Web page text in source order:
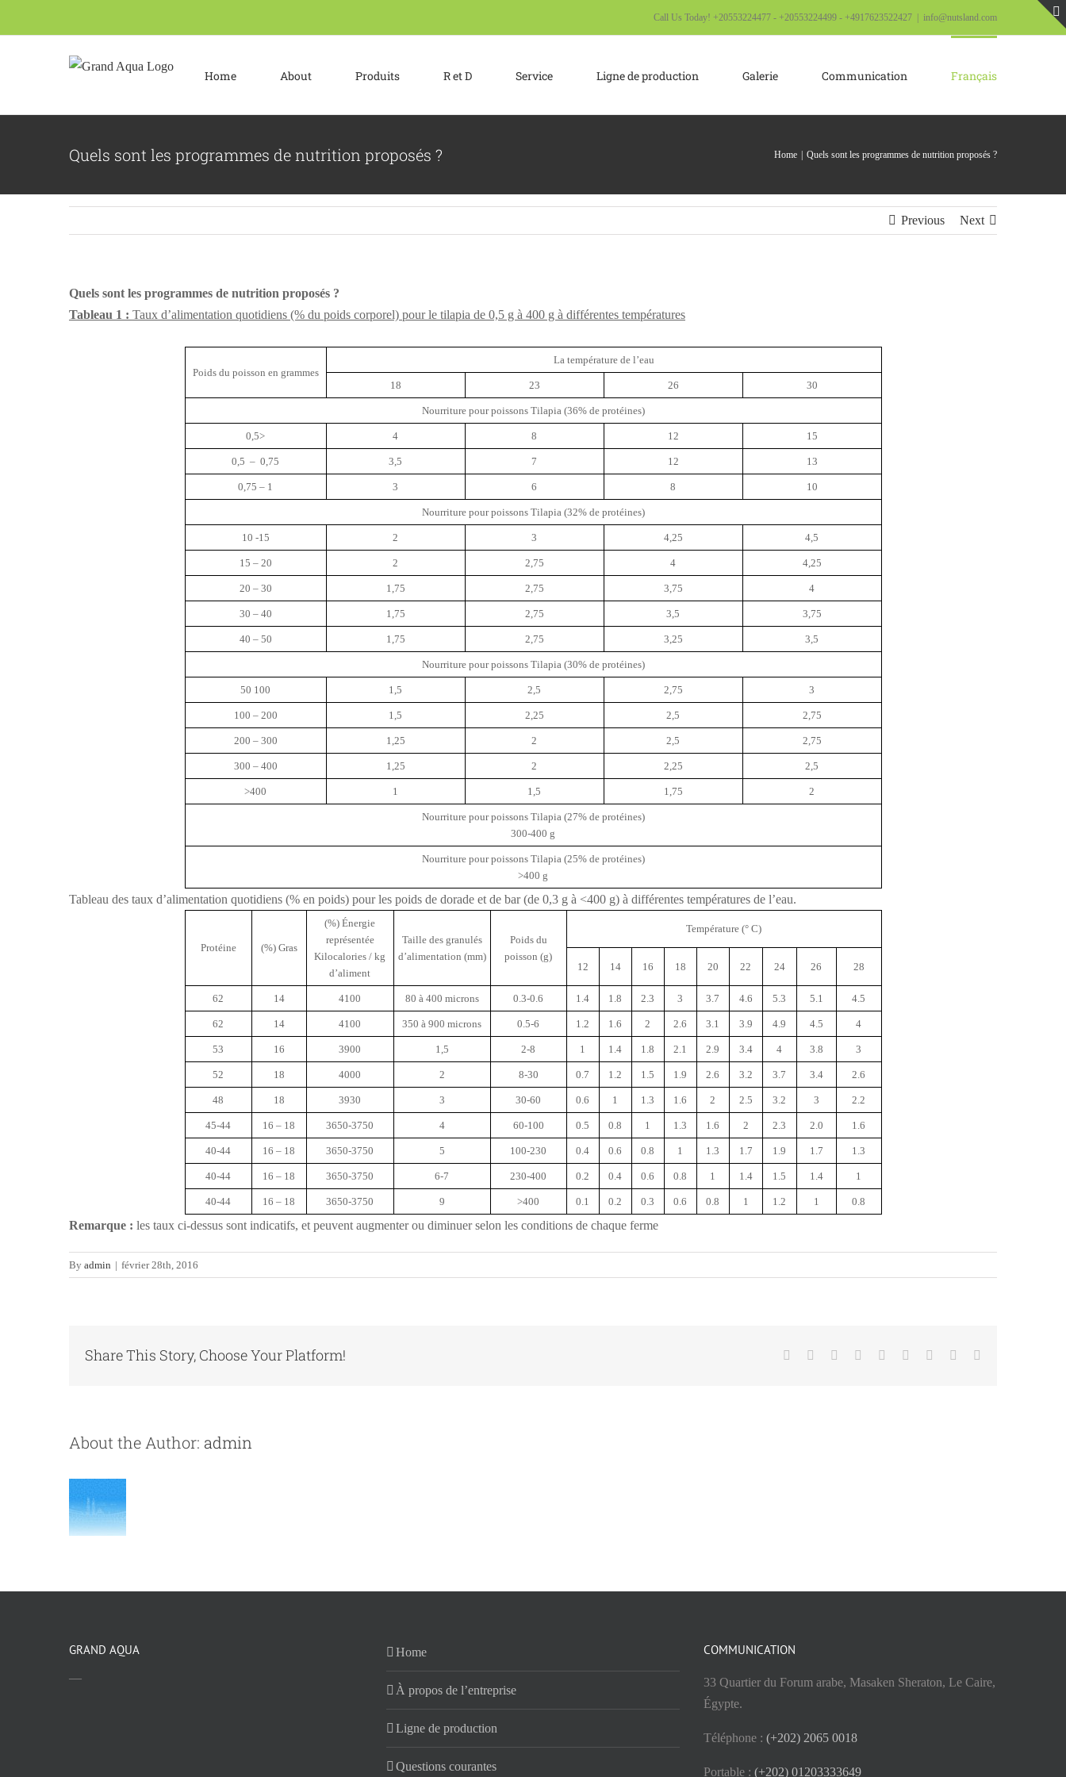
Call Us Today! +20553224477 - +20553224499 - +4917623522427 info@nutsland.com
Home About Produits R et D Service Ligne de production Galerie Communication Français
Quels sont les programmes de nutrition proposés ? Home Quels sont les programmes de nutrition proposés ?
Previous Next
Quels sont les programmes de nutrition proposés ?
Tableau 1 : Taux d’alimentation quotidiens (% du poids corporel) pour le tilapia de 0,5 g à 400 g à différentes températures
Poids du poisson en grammes
La température de l’eau
18 23 26 30
Nourriture pour poissons Tilapia (36% de protéines)
0,5> 4 8 12 15
0,5 – 0,75 3,5 7 12 13
0,75 – 1 3 6 8 10
Nourriture pour poissons Tilapia (32% de protéines)
10 -15 2 3 4,25 4,5
15 – 20 2 2,75 4 4,25
20 – 30 1,75 2,75 3,75 4
30 – 40 1,75 2,75 3,5 3,75
40 – 50 1,75 2,75 3,25 3,5
Nourriture pour poissons Tilapia (30% de protéines)
50 100 1,5 2,5 2,75 3
100 – 200 1,5 2,25 2,5 2,75
200 – 300 1,25 2 2,5 2,75
300 – 400 1,25 2 2,25 2,5
>400 1 1,5 1,75 2
Nourriture pour poissons Tilapia (27% de protéines)
300-400 g
Nourriture pour poissons Tilapia (25% de protéines)
>400 g
Tableau des taux d’alimentation quotidiens (% en poids) pour les poids de dorade et de bar (de 0,3 g à <400 g) à différentes températures de l’eau.
Protéine (%) Gras
(%) Énergie
représentée
Kilocalories / kg
d’aliment
Taille des granulés
d’alimentation (mm)
Poids du
poisson (g)
Température (° C)
12 14 16 18 20 22 24 26 28
62 14 4100 80 à 400 microns 0.3-0.6 1.4 1.8 2.3 3 3.7 4.6 5.3 5.1 4.5
62 14 4100 350 à 900 microns 0.5-6 1.2 1.6 2 2.6 3.1 3.9 4.9 4.5 4
53 16 3900 1,5 2-8 1 1.4 1.8 2.1 2.9 3.4 4 3.8 3
52 18 4000 2 8-30 0.7 1.2 1.5 1.9 2.6 3.2 3.7 3.4 2.6
48 18 3930 3 30-60 0.6 1 1.3 1.6 2 2.5 3.2 3 2.2
45-44 16 – 18 3650-3750 4 60-100 0.5 0.8 1 1.3 1.6 2 2.3 2.0 1.6
40-44 16 – 18 3650-3750 5 100-230 0.4 0.6 0.8 1 1.3 1.7 1.9 1.7 1.3
40-44 16 – 18 3650-3750 6-7 230-400 0.2 0.4 0.6 0.8 1 1.4 1.5 1.4 1
40-44 16 – 18 3650-3750 9 >400 0.1 0.2 0.3 0.6 0.8 1 1.2 1 0.8
Remarque : les taux ci-dessus sont indicatifs, et peuvent augmenter ou diminuer selon les conditions de chaque ferme
By admin | février 28th, 2016
Share This Story, Choose Your Platform! Facebook Reddit LinkedInWhatsApp
TumblrPinterest
About the Author: admin
GRAND AQUA
—
Home
À propos de l’entreprise
Ligne de production
Questions courantes
COMMUNICATION
33 Quartier du Forum arabe, Masaken Sheraton, Le Caire,
Égypte.
Téléphone : (+202) 2065 0018
Portable : (+202) 01203333649